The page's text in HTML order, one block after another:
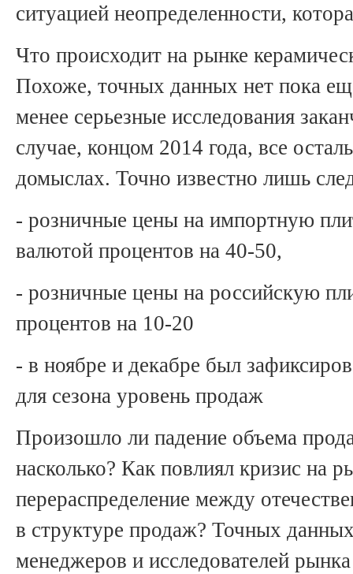
ситуацией неопределенности,
Что происходит на рынке
Похоже, точных данных нет пока
менее серьезные исследования
случае, концом 2014 года, все
домыслах. Точно известно лишь
- розничные цены на импортную
валютой процентов на 40-50,
- розничные цены на российскую
процентов на 10-20
- в ноябре и декабре был
для сезона уровень продаж
Произошло ли падение объема
насколько? Как повлиял кризис на
перераспределение между
в структуре продаж? Точных
менеджеров и исследователей